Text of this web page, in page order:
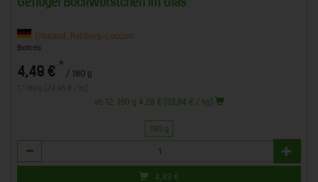
Ökoland, Rehburg-Loccum
Biokreis
4,49 € * / 180 g
ab 12: 180 g 4,29 € (23,84 € / kg)
180 g
Anzahl
4,49 €